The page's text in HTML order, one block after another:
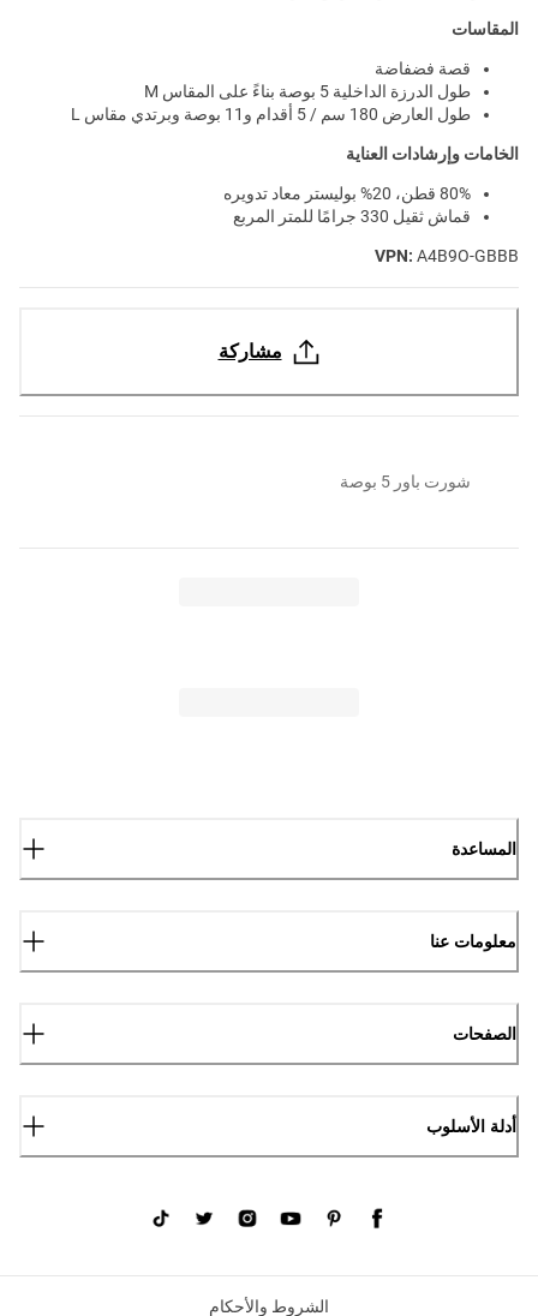
المقاسات
قصة فضفاضة
طول الدرزة الداخلية 5 بوصة بناءً على المقاس M
طول العارض 180 سم / 5 أقدام و11 بوصة وبرتدي مقاس L
الخامات وإرشادات العناية
80% قطن، 20% بوليستر معاد تدويره
قماش ثقيل 330 جرامًا للمتر المربع
VPN: A4B9O-GBBB
مشاركة
شورت باور 5 بوصة
المساعدة
معلومات عنا
الصفحات
أدلة الأسلوب
الشروط والأحكام